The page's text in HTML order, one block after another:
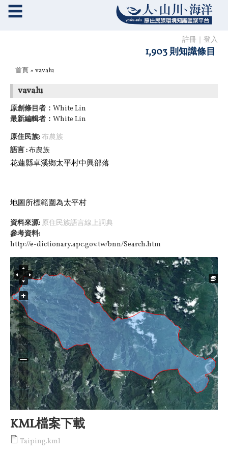
註冊 登入
1,903 則知識條目
☰
您在這裡
首頁 » vavalu
vavalu
原創條目者： White Lin
最新編輯者： White Lin
原住民族:布農族
語言 布農族
花蓮縣卓溪鄉太平村中興部落
地圖所標範圍為太平村
資料來源: 原住民族語言線上詞典
參考資料:
http://e-dictionary.apc.gov.tw/bnn/Search.htm
KML檔案下載
Taiping.kml